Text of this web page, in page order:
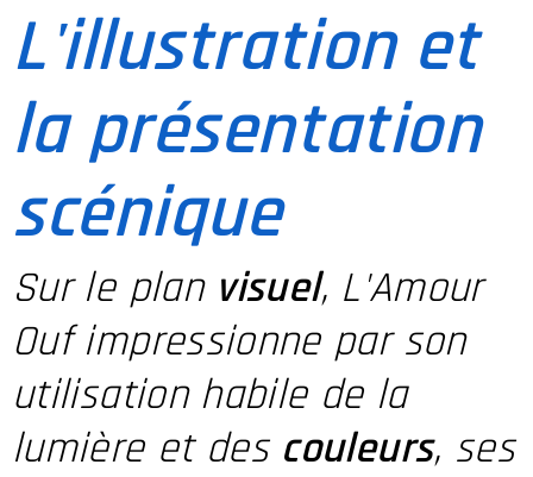
L'illustration et
la présentation
scénique
Sur le plan visuel, L'Amour
Ouf impressionne par son
utilisation habile de la
lumière et des couleurs, ses